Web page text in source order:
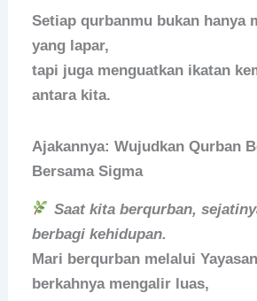
Setiap qurbanmu bukan hanya
yang lapar,
tapi juga menguatkan ikatan
antara kita.
Ajakannya: Wujudkan Qurban
Bersama Sigma
Saat kita berqurban,
berbagi kehidupan.
Mari berqurban melalui
berkahnya mengalir luas,